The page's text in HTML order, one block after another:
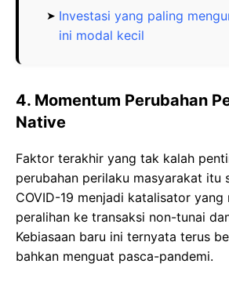
Investasi yang paling
ini modal kecil
4. Momentum Perubahan
Native
Faktor terakhir yang tak kalah
perubahan perilaku masyarakat itu
COVID-19 menjadi katalisator yang
peralihan ke transaksi non-tunai
Kebiasaan baru ini ternyata terus
bahkan menguat pasca-pandemi.